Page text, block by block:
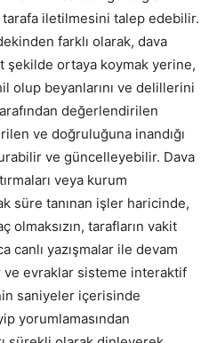
iletilmesini talep edebilir.
farklı olarak, dava
şekilde ortaya koymak yerine,
olup beyanlarını ve delillerini
değerlendirilen
ve doğruluğuna inandığı
ve güncelleyebilir. Dava
veya kurum
süre tanınan işler haricinde,
olmaksızın, tarafların vakit
canlı yazışmalar ile devam
ve evraklar sisteme interaktif
saniyeler içerisinde
yorumlamasından